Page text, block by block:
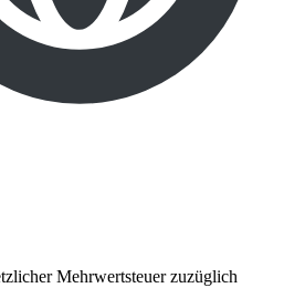
Mehrwertsteuer zuzüglich